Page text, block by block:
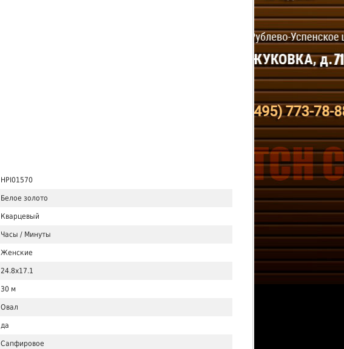
HPI01570
Белое золото
Кварцевый
Часы / Минуты
Женские
24.8x17.1
30 м
Овал
да
Сапфировое